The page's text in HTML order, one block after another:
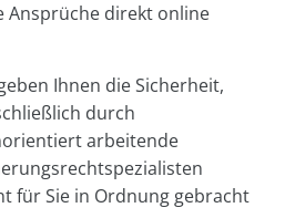
Ansprüche direkt online
Ihnen die Sicherheit,
durch
arbeitende
für Sie in Ordnung gebracht